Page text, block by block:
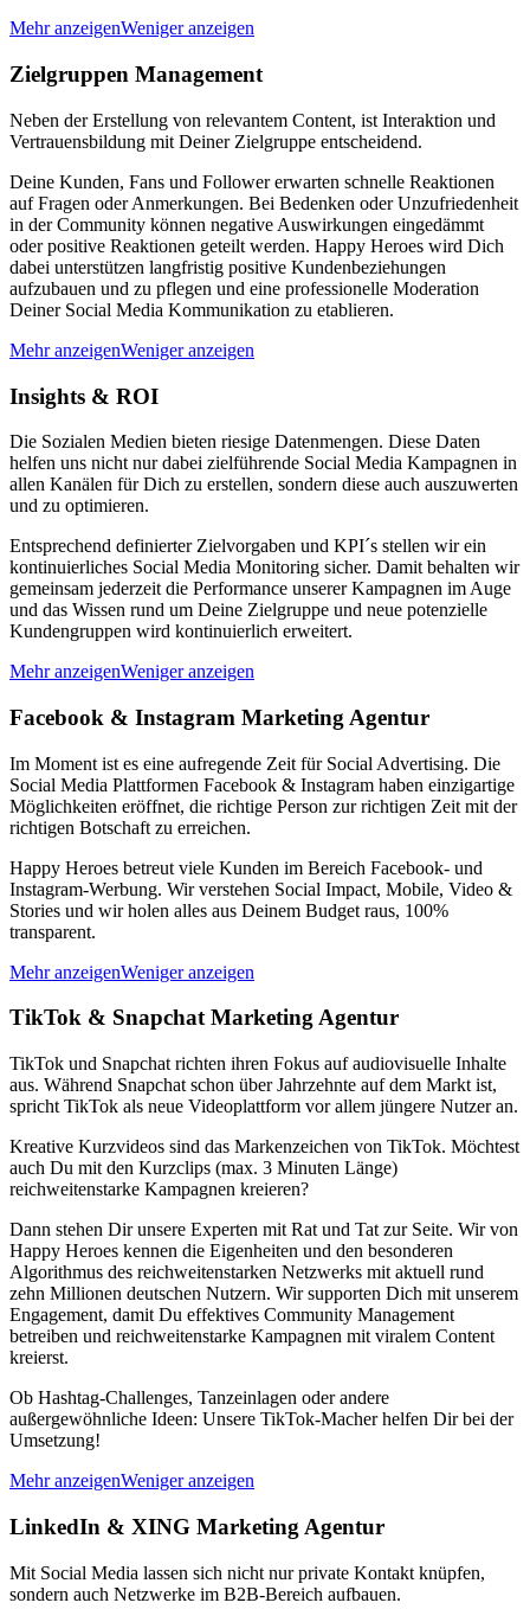
Mehr anzeigenWeniger anzeigen
Zielgruppen Management
Neben der Erstellung von relevantem Content, ist Interaktion und
Vertrauensbildung mit Deiner Zielgruppe entscheidend.
Deine Kunden, Fans und Follower erwarten schnelle Reaktionen
auf Fragen oder Anmerkungen. Bei Bedenken oder Unzufriedenheit
in der Community können negative Auswirkungen eingedämmt
oder positive Reaktionen geteilt werden. Happy Heroes wird Dich
dabei unterstützen langfristig positive Kundenbeziehungen
aufzubauen und zu pflegen und eine professionelle Moderation
Deiner Social Media Kommunikation zu etablieren.
Mehr anzeigenWeniger anzeigen
Insights & ROI
Die Sozialen Medien bieten riesige Datenmengen. Diese Daten
helfen uns nicht nur dabei zielführende Social Media Kampagnen in
allen Kanälen für Dich zu erstellen, sondern diese auch auszuwerten
und zu optimieren.
Entsprechend definierter Zielvorgaben und KPI´s stellen wir ein
kontinuierliches Social Media Monitoring sicher. Damit behalten wir
gemeinsam jederzeit die Performance unserer Kampagnen im Auge
und das Wissen rund um Deine Zielgruppe und neue potenzielle
Kundengruppen wird kontinuierlich erweitert.
Mehr anzeigenWeniger anzeigen
Facebook & Instagram Marketing Agentur
Im Moment ist es eine aufregende Zeit für Social Advertising. Die
Social Media Plattformen Facebook & Instagram haben einzigartige
Möglichkeiten eröffnet, die richtige Person zur richtigen Zeit mit der
richtigen Botschaft zu erreichen.
Happy Heroes betreut viele Kunden im Bereich Facebook- und
Instagram-Werbung. Wir verstehen Social Impact, Mobile, Video &
Stories und wir holen alles aus Deinem Budget raus, 100%
transparent.
Mehr anzeigenWeniger anzeigen
TikTok & Snapchat Marketing Agentur
TikTok und Snapchat richten ihren Fokus auf audiovisuelle Inhalte
aus. Während Snapchat schon über Jahrzehnte auf dem Markt ist,
spricht TikTok als neue Videoplattform vor allem jüngere Nutzer an.
Kreative Kurzvideos sind das Markenzeichen von TikTok. Möchtest
auch Du mit den Kurzclips (max. 3 Minuten Länge)
reichweitenstarke Kampagnen kreieren?
Dann stehen Dir unsere Experten mit Rat und Tat zur Seite. Wir von
Happy Heroes kennen die Eigenheiten und den besonderen
Algorithmus des reichweitenstarken Netzwerks mit aktuell rund
zehn Millionen deutschen Nutzern. Wir supporten Dich mit unserem
Engagement, damit Du effektives Community Management
betreiben und reichweitenstarke Kampagnen mit viralem Content
kreierst.
Ob Hashtag-Challenges, Tanzeinlagen oder andere
außergewöhnliche Ideen: Unsere TikTok-Macher helfen Dir bei der
Umsetzung!
Mehr anzeigenWeniger anzeigen
LinkedIn & XING Marketing Agentur
Mit Social Media lassen sich nicht nur private Kontakt knüpfen,
sondern auch Netzwerke im B2B-Bereich aufbauen.